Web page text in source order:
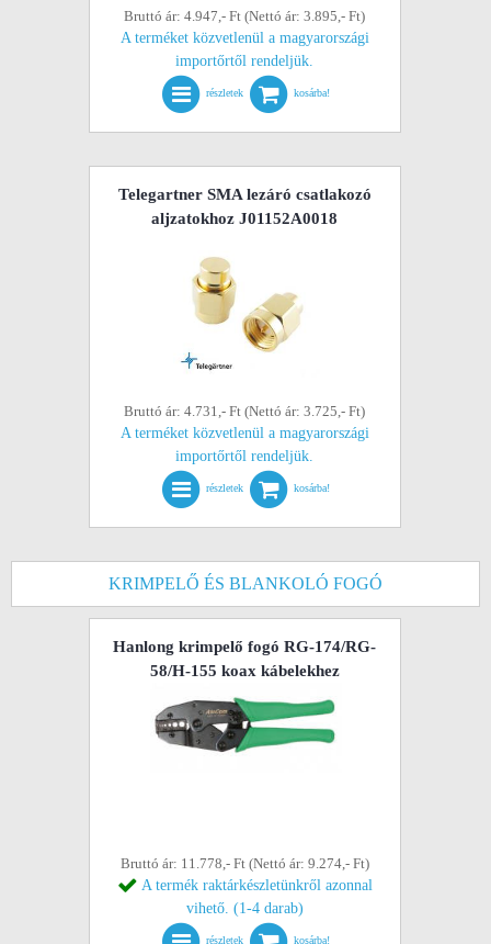
Bruttó ár: 4.947,- Ft (Nettó ár: 3.895,- Ft)
A terméket közvetlenül a magyarországi
importőrtől rendeljük.
részletek kosárba!
Telegartner SMA lezáró csatlakozó
aljzatokhoz J01152A0018
Bruttó ár: 4.731,- Ft (Nettó ár: 3.725,- Ft)
A terméket közvetlenül a magyarországi
importőrtől rendeljük.
részletek kosárba!
KRIMPELŐ ÉS BLANKOLÓ FOGÓ
Hanlong krimpelő fogó RG-174/RG-
58/H-155 koax kábelekhez
Bruttó ár: 11.778,- Ft (Nettó ár: 9.274,- Ft)
A termék raktárkészletünkről azonnal
vihető. (1-4 darab)
részletek kosárba!